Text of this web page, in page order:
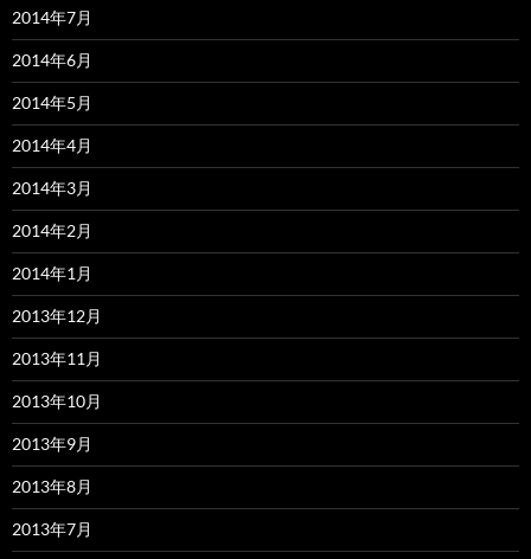
2014年7月
2014年6月
2014年5月
2014年4月
2014年3月
2014年2月
2014年1月
2013年12月
2013年11月
2013年10月
2013年9月
2013年8月
2013年7月